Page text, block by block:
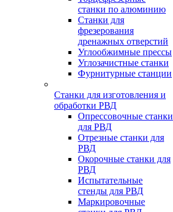
станки по алюминию
Станки для
фрезерования
дренажных отверстий
Углообжимные прессы
Углозачистные станки
Фурнитурные станции
Станки для изготовления и
обработки РВД
Опрессовочные станки
для РВД
Отрезные станки для
РВД
Окорочные станки для
РВД
Испытательные
стенды для РВД
Маркировочные